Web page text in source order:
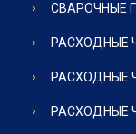
СВАРОЧНЫЕ
РАСХОДНЫЕ
РАСХОДНЫЕ
РАСХОДНЫЕ